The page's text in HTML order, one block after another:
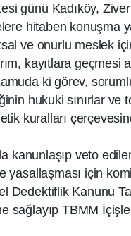
günü Kadıköy,
hitaben konuşma
ve onurlu meslek
kayıtlara geçmesi
ki görev,
hukuki sınırlar ve
kuralları
kanunlaşıp veto
yasallaşması için
Dedektiflik Kanunu
sağlayıp TBMM